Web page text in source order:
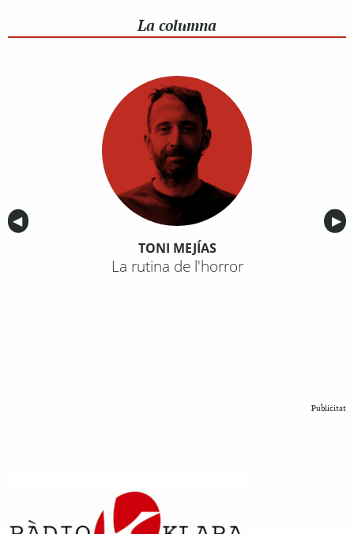
La columna
Anterior
◀︎ ▶︎
TONI MEJÍAS
La rutina de l'horror
Publicitat